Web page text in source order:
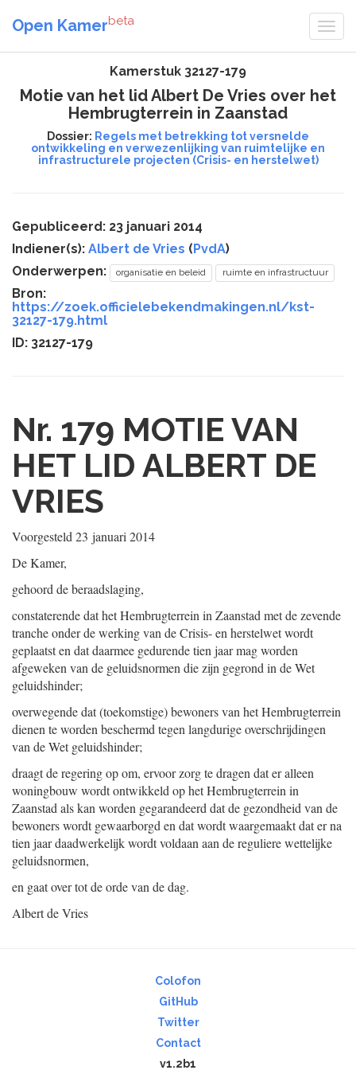
Open Kamerbeta
Kamerstuk 32127-179
Motie van het lid Albert De Vries over het
Hembrugterrein in Zaanstad
Dossier: Regels met betrekking tot versnelde
ontwikkeling en verwezenlijking van ruimtelijke en
infrastructurele projecten (Crisis- en herstelwet)
Gepubliceerd: 23 januari 2014
Indiener(s): Albert de Vries (PvdA)
Onderwerpen:
organisatie en beleid ruimte en infrastructuur
Bron:
https://zoek.officielebekendmakingen.nl/kst-
32127-179.html
ID: 32127-179
Nr. 179 MOTIE VAN
HET LID ALBERT DE
VRIES
Voorgesteld 23 januari 2014
De Kamer,
gehoord de beraadslaging,
constaterende dat het Hembrugterrein in Zaanstad met de zevende
tranche onder de werking van de Crisis- en herstelwet wordt
geplaatst en dat daarmee gedurende tien jaar mag worden
afgeweken van de geluidsnormen die zijn gegrond in de Wet
geluidshinder;
overwegende dat (toekomstige) bewoners van het Hembrugterrein
dienen te worden beschermd tegen langdurige overschrijdingen
van de Wet geluidshinder;
draagt de regering op om, ervoor zorg te dragen dat er alleen
woningbouw wordt ontwikkeld op het Hembrugterrein in
Zaanstad als kan worden gegarandeerd dat de gezondheid van de
bewoners wordt gewaarborgd en dat wordt waargemaakt dat er na
tien jaar daadwerkelijk wordt voldaan aan de reguliere wettelijke
geluidsnormen,
en gaat over tot de orde van de dag.
Albert de Vries
Colofon
GitHub
Twitter
Contact
v1.2b1